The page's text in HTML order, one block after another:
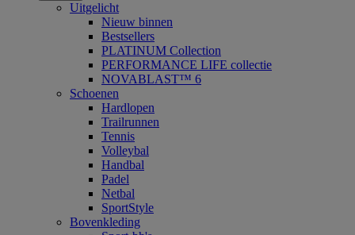
Uitgelicht
Nieuw binnen
Bestsellers
PLATINUM Collection
PERFORMANCE LIFE collectie
NOVABLAST™ 6
Schoenen
Hardlopen
Trailrunnen
Tennis
Volleybal
Handbal
Padel
Netbal
SportStyle
Bovenkleding